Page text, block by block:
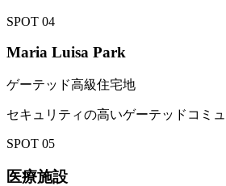
SPOT 04
Maria Luisa Park
ゲーテッド高級住宅地
セキュリティの高いゲーテッドコミュ
SPOT 05
医療施設